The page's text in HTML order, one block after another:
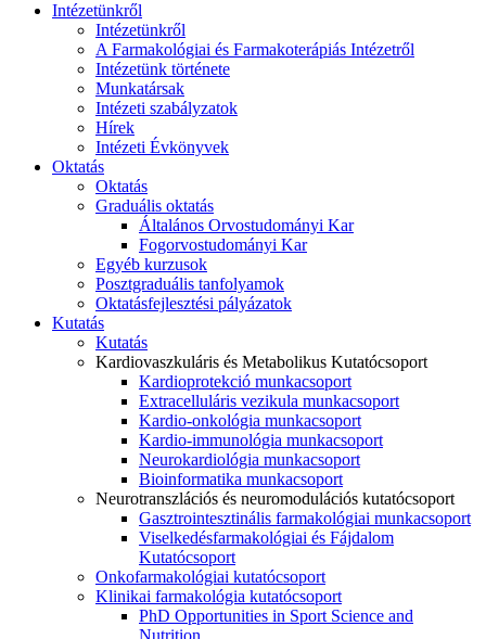
Intézetünkről
Intézetünkről
A Farmakológiai és Farmakoterápiás Intézetről
Intézetünk története
Munkatársak
Intézeti szabályzatok
Hírek
Intézeti Évkönyvek
Oktatás
Oktatás
Graduális oktatás
Általános Orvostudományi Kar
Fogorvostudományi Kar
Egyéb kurzusok
Posztgraduális tanfolyamok
Oktatásfejlesztési pályázatok
Kutatás
Kutatás
Kardiovaszkuláris és Metabolikus Kutatócsoport
Kardioprotekció munkacsoport
Extracelluláris vezikula munkacsoport
Kardio-onkológia munkacsoport
Kardio-immunológia munkacsoport
Neurokardiológia munkacsoport
Bioinformatika munkacsoport
Neurotranszlációs és neuromodulációs kutatócsoport
Gasztrointesztinális farmakológiai munkacsoport
Viselkedésfarmakológiai és Fájdalom
Kutatócsoport
Onkofarmakológiai kutatócsoport
Klinikai farmakológia kutatócsoport
PhD Opportunities in Sport Science and